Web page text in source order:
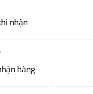
nhận
hàng